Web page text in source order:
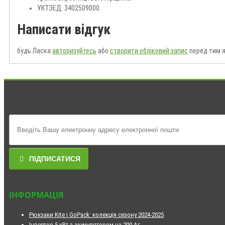
УКТЗЕД: 3402509000.
Написати відгук
будь Ласка авторизуйтесь або створити обліковий запис перед тим
ПІДПИСАТИСЯ
ІНФОРМАЦІЯ
Рюкзаки Kite і GoPack: колекція сезону 2024-2025